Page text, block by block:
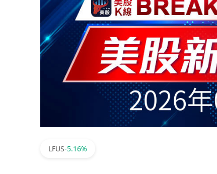
LFUS-5.16%